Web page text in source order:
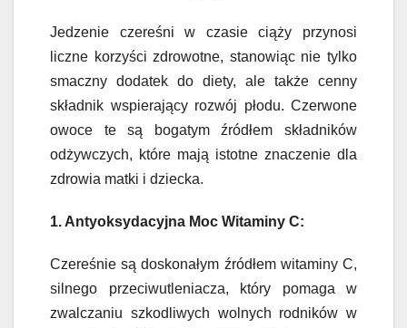
Jedzenie czereśni w czasie ciąży przynosi
liczne korzyści zdrowotne, stanowiąc nie tylko
smaczny dodatek do diety, ale także cenny
składnik wspierający rozwój płodu. Czerwone
owoce te są bogatym źródłem składników
odżywczych, które mają istotne znaczenie dla
zdrowia matki i dziecka.
1. Antyoksydacyjna Moc Witaminy C:
Czereśnie są doskonałym źródłem witaminy C,
silnego przeciwutleniacza, który pomaga w
zwalczaniu szkodliwych wolnych rodników w